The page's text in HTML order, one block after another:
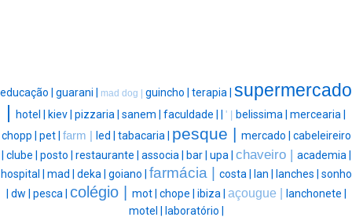
educação | guarani | mad dog | guincho | terapia | supermercado
|
hotel | kiev | pizzaria | sanem | faculdade | ' | belissima | mercearia |
chopp | pet | farm | led | tabacaria | pesque | mercado | cabeleireiro
clube | posto | restaurante | associa | bar | upa | chaveiro | academia |
hospital | mad | deka | goiano | farmácia | costa | lan | lanches | sonho
dw | pesca | colégio | mot | chope | ibiza | açougue |
lanchonete |
motel |
laboratório |